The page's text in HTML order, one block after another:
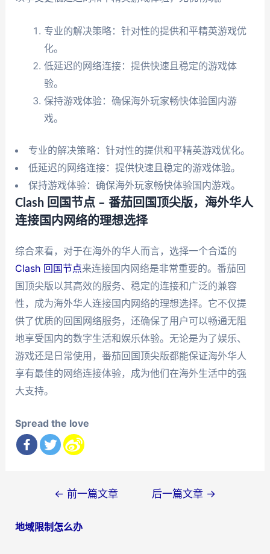
专业的解决策略：针对性的提供和平精英游戏优
化。
低延迟的网络连接：提供快速且稳定的游戏体
验。
保持游戏体验：确保海外玩家畅快体验国内游
戏。
专业的解决策略：针对性的提供和平精英游戏优化。
低延迟的网络连接：提供快速且稳定的游戏体验。
保持游戏体验：确保海外玩家畅快体验国内游戏。
Clash 回国节点 – 番茄回国顶尖版，海外华人
连接国内网络的理想选择
综合来看，对于在海外的华人而言，选择一个合适的
Clash 回国节点来连接国内网络是非常重要的。番茄回
国顶尖版以其高效的服务、稳定的连接和广泛的兼容
性，成为海外华人连接国内网络的理想选择。它不仅提
供了优质的回国网络服务，还确保了用户可以畅通无阻
地享受国内的数字生活和娱乐体验。无论是为了娱乐、
游戏还是日常使用，番茄回国顶尖版都能保证海外华人
享有最佳的网络连接体验，成为他们在海外生活中的强
大支持。
Spread the love
导
← 前一篇文章 后一篇文章 →
地域限制怎么办